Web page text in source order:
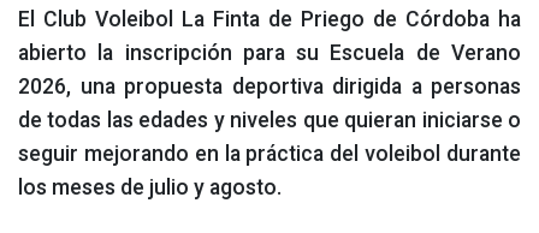
El Club Voleibol La Finta de Priego de Córdoba ha
abierto la inscripción para su Escuela de Verano
2026, una propuesta deportiva dirigida a personas
de todas las edades y niveles que quieran iniciarse o
seguir mejorando en la práctica del voleibol durante
los meses de julio y agosto.